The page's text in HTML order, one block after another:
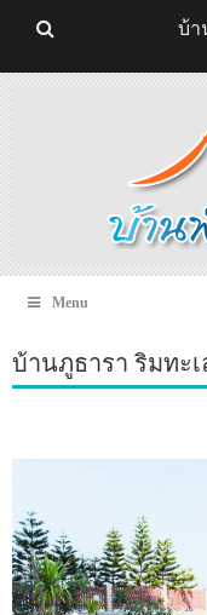
Menu
บ้านภูธารา ริมทะเ
บ้า